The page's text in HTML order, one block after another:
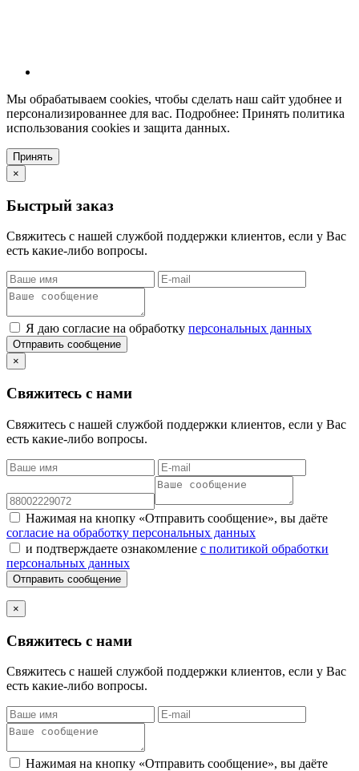
Мы обрабатываем cookies, чтобы сделать наш сайт удобнее и
персонализированнее для вас. Подробнее: Принять политика
использования cookies и защита данных.
Принять
×
Быстрый заказ
Свяжитесь с нашей службой поддержки клиентов, если у Вас
есть какие-либо вопросы.
Я даю согласие на обработку персональных данных
Отправить сообщение
×
Свяжитесь с нами
Свяжитесь с нашей службой поддержки клиентов, если у Вас
есть какие-либо вопросы.
Нажимая на кнопку «Отправить сообщение», вы даёте
согласие на обработку персональных данных
и подтверждаете ознакомление с политикой обработки
персональных данных
Отправить сообщение
×
Свяжитесь с нами
Свяжитесь с нашей службой поддержки клиентов, если у Вас
есть какие-либо вопросы.
Нажимая на кнопку «Отправить сообщение», вы даёте